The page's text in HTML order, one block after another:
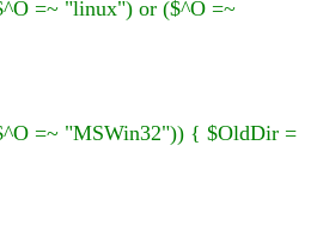
=~ "linux") or ($^O =~
=~ "MSWin32")) { $OldDir =